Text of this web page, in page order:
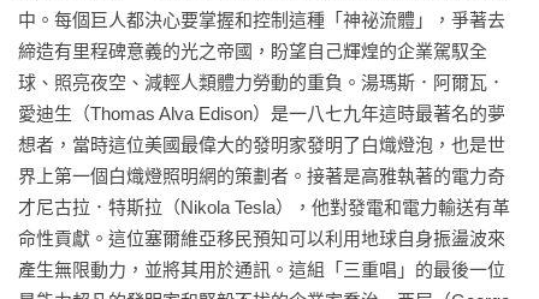
中。每個巨人都決心要掌握和控制這種「神祕流體」，爭著去
締造有里程碑意義的光之帝國，盼望自己輝煌的企業駕馭全
球、照亮夜空、減輕人類體力勞動的重負。湯瑪斯．阿爾瓦．
愛迪生（Thomas Alva Edison）是一八七九年這時最著名的夢
想者，當時這位美國最偉大的發明家發明了白熾燈泡，也是世
界上第一個白熾燈照明網的策劃者。接著是高雅執著的電力奇
才尼古拉．特斯拉（Nikola Tesla），他對發電和電力輸送有革
命性貢獻。這位塞爾維亞移民預知可以利用地球自身振盪波來
產生無限動力，並將其用於通訊。這組「三重唱」的最後一位